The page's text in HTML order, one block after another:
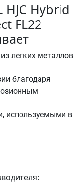
HJC Hybrid
FL22
легких металлов
благодаря
используемыми в